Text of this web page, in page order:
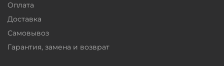
Оплата
Доставка
Самовывоз
Гарантия, замена и возврат